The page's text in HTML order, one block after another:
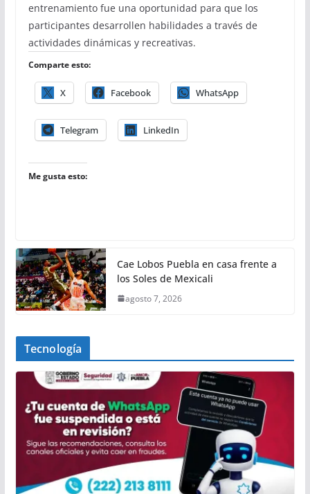
entrenamiento fue una oportunidad para que los
participantes desarrollen habilidades a través de
actividades dinámicas y recreativas.
Comparte esto:
X Facebook WhatsApp
Telegram LinkedIn
Me gusta esto:
Cae Lobos Puebla en casa frente a
los Soles de Mexicali
agosto 7, 2026
Tecnología